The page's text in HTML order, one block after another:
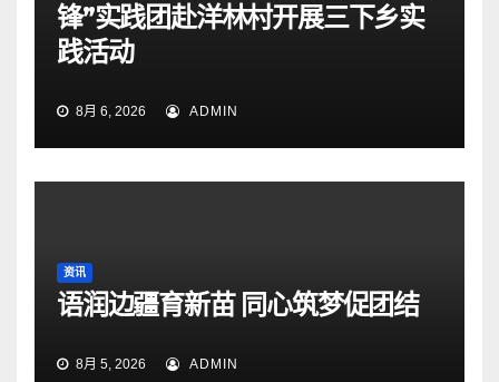
锋”实践团赴洋林村开展三下乡实
践活动
8月 6, 2026 ADMIN
资讯
语润边疆育新苗 同心筑梦促团结
8月 5, 2026 ADMIN